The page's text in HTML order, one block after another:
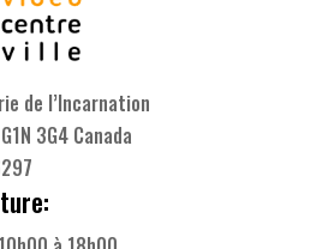
de l’Incarnation
3G4 Canada